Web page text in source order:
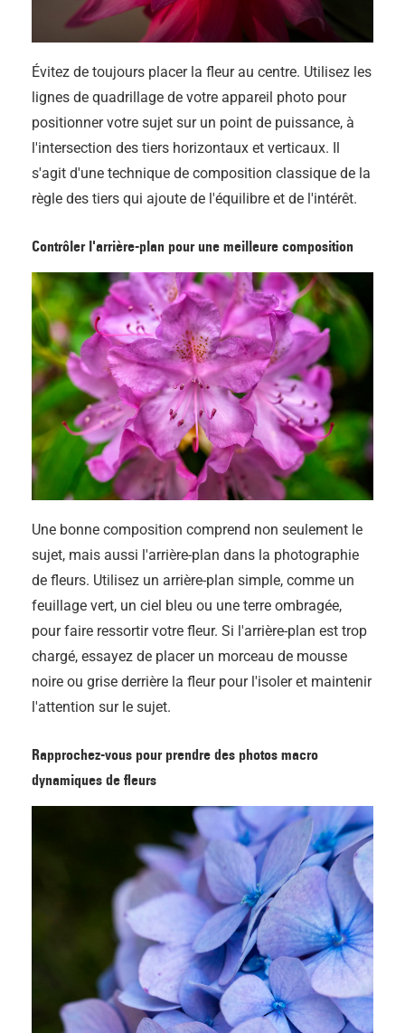
Évitez de toujours placer la fleur au centre. Utilisez les
lignes de quadrillage de votre appareil photo pour
positionner votre sujet sur un point de puissance, à
l'intersection des tiers horizontaux et verticaux. Il
s'agit d'une technique de composition classique de la
règle des tiers qui ajoute de l'équilibre et de l'intérêt.
Contrôler l'arrière-plan pour une meilleure composition
Une bonne composition comprend non seulement le
sujet, mais aussi l'arrière-plan dans la photographie
de fleurs. Utilisez un arrière-plan simple, comme un
feuillage vert, un ciel bleu ou une terre ombragée,
pour faire ressortir votre fleur. Si l'arrière-plan est trop
chargé, essayez de placer un morceau de mousse
noire ou grise derrière la fleur pour l'isoler et maintenir
l'attention sur le sujet.
Rapprochez-vous pour prendre des photos macro
dynamiques de fleurs